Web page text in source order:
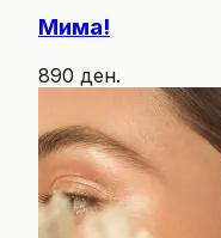
Мима!
890 ден.